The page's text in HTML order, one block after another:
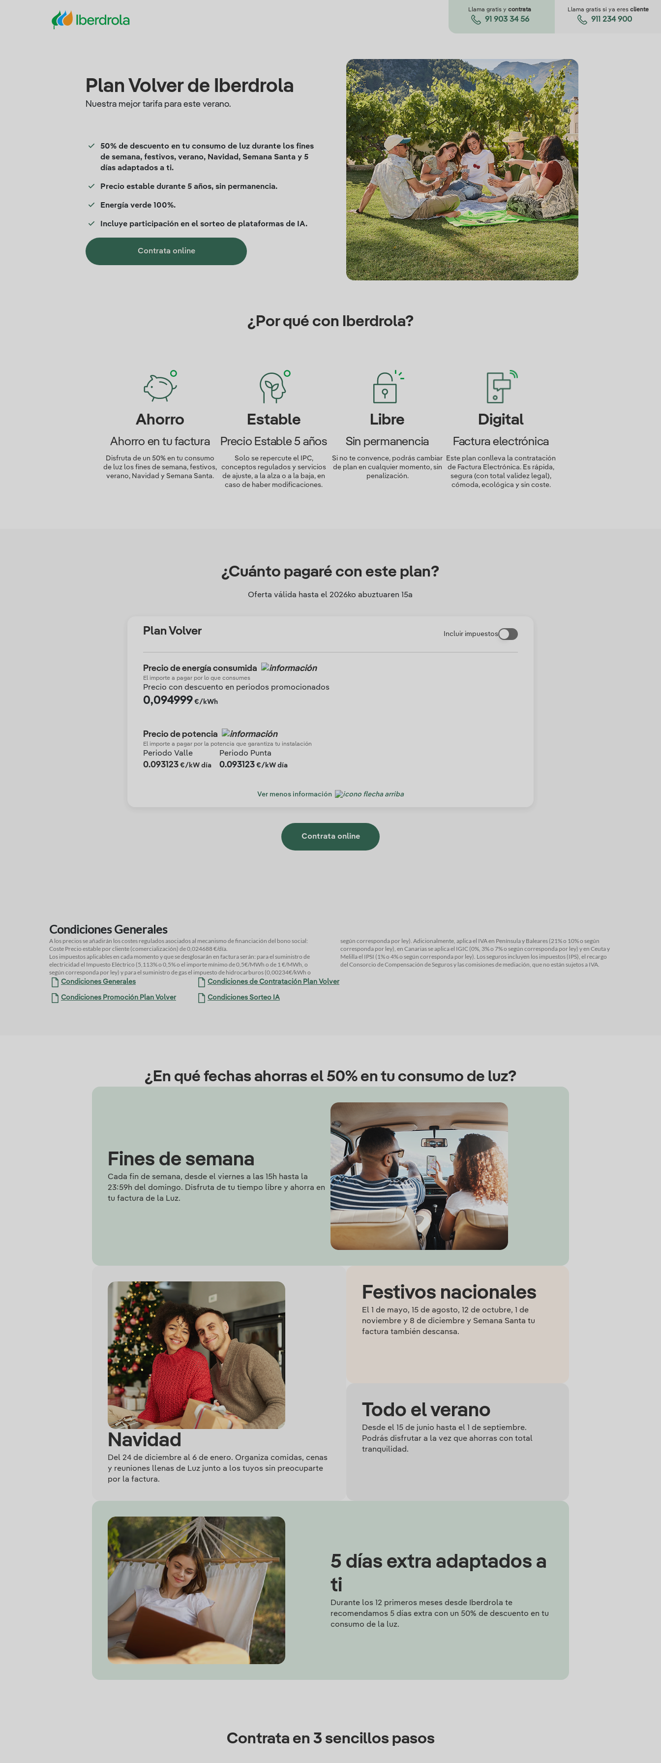
Llama gratis y contrata
91 903 34 56
Llama gratis si ya eres cliente
911 234 900
Plan Volver de Iberdrola
Nuestra mejor tarifa para este verano.
50% de descuento en tu consumo de luz durante los fines
de semana, festivos, verano, Navidad, Semana Santa y 5
días adaptados a ti.
Precio estable durante 5 años, sin permanencia.
Energía verde 100%.
Incluye participación en el sorteo de plataformas de IA.
Contrata online
¿Por qué con Iberdrola?
Ahorro
Ahorro en tu factura
Disfruta de un 50% en tu consumo
de luz los fines de semana, festivos,
verano, Navidad y Semana Santa.
Estable
Precio Estable 5 años
Solo se repercute el IPC,
conceptos regulados y servicios
de ajuste, a la alza o a la baja, en
caso de haber modificaciones.
Libre
Sin permanencia
Si no te convence, podrás cambiar
de plan en cualquier momento, sin
penalización.
Digital
Factura electrónica
Este plan conlleva la contratación
de Factura Electrónica. Es rápida,
segura (con total validez legal),
cómoda, ecológica y sin coste.
¿Cuánto pagaré con este plan?
Oferta válida hasta el 2026ko abuztuaren 15a
Plan Volver Incluir impuestos
Precio de energía consumida
El importe a pagar por lo que consumes
Precio con descuento en periodos promocionados
0,094999 €/kWh
Precio de potencia
El importe a pagar por la potencia que garantiza tu instalación
Periodo Valle
0.093123 €/kW día
Periodo Punta
0.093123 €/kW día
Ver menos información
Contrata online
Condiciones Generales
A los precios se añadirán los costes regulados asociados al mecanismo de financiación del bono social:
Coste Precio estable por cliente (comercialización) de 0,024688 €/día.
Los impuestos aplicables en cada momento y que se desglosarán en factura serán: para el suministro de
electricidad el Impuesto Eléctrico (5,113% o 0,5% o el importe mínimo de 0,5€/MWh o de 1 €/MWh, o
según corresponda por ley) y para el suministro de gas el impuesto de hidrocarburos (0,00234€/kWh o
según corresponda por ley). Adicionalmente, aplica el IVA en Península y Baleares (21% o 10% o según
corresponda por ley), en Canarias se aplica el IGIC (0%, 3% o 7% o según corresponda por ley) y en Ceuta y
Melilla el IPSI (1% o 4% o según corresponda por ley). Los seguros incluyen los impuestos (IPS), el recargo
del Consorcio de Compensación de Seguros y las comisiones de mediación, que no están sujetos a IVA.
Condiciones Generales Condiciones de Contratación Plan Volver
Condiciones Promoción Plan Volver Condiciones Sorteo IA
¿En qué fechas ahorras el 50% en tu consumo de luz?
Fines de semana
Cada fin de semana, desde el viernes a las 15h hasta la
23:59h del domingo. Disfruta de tu tiempo libre y ahorra en
tu factura de la Luz.
Navidad
Del 24 de diciembre al 6 de enero. Organiza comidas, cenas
y reuniones llenas de Luz junto a los tuyos sin preocuparte
por la factura.
Festivos nacionales
El 1 de mayo, 15 de agosto, 12 de octubre, 1 de
noviembre y 8 de diciembre y Semana Santa tu
factura también descansa.
Todo el verano
Desde el 15 de junio hasta el 1 de septiembre.
Podrás disfrutar a la vez que ahorras con total
tranquilidad.
5 días extra adaptados a
ti
Durante los 12 primeros meses desde Iberdrola te
recomendamos 5 días extra con un 50% de descuento en tu
consumo de la luz.
Contrata en 3 sencillos pasos